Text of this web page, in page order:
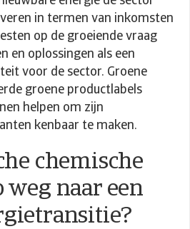
in termen van inkomsten
op de groeiende vraag
en oplossingen als een
voor de sector. Groene
groene productlabels
helpen om zijn
kenbaar te maken.
chemische
naar een